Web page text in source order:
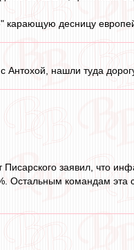
карающую десницу
Антохой, нашли туда
заявил, что
Остальным командам